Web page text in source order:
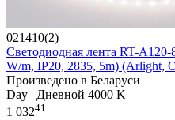
021410(2)
Светодиодная лента RT-
W/m, IP20, 2835, 5m) (Arlight,
Произведено в Беларуси
Day | Дневной 4000 K
1 03241